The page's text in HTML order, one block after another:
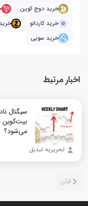
خرید دوج کوین
خرید کاردانو
خرید سویی
اخبار مرتبط
بیت‌کوین
می‌شود؟
تحریریه تبدیل